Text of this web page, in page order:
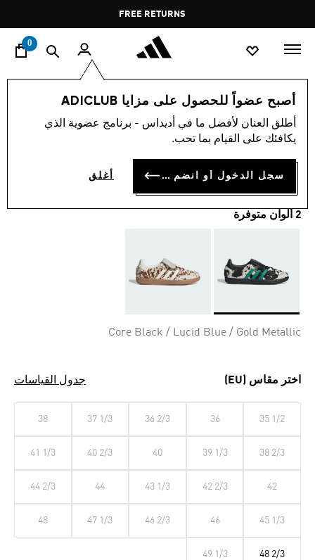
Pause
promotion
rotation
FREE RETURNS
0
أصبح عضواً للحصول على مزايا ADICLUB
أطلق العنان لأفضل ما في أديداس - برنامج عضوية الذي
يكافئك على القيام بما تحب.
سجل الدخول أو انضم الآن أغلق
اسلوب حياة العلامات التجارية أوريجينالز أحذية
حذاء SAMBA LT
OMR 63.00
2 ألوان متوفرة
Core Black / Lucid Blue / Gold Metallic
اختر مقاس (EU) جدول القياسات
35 1/2
36
36 2/3
37 1/3
38
38 2/3
39 1/3
40
40 2/3
41 1/3
42
42 2/3
43 1/3
44
44 2/3
45 1/3
46
46 2/3
47 1/3
48
48 2/3
49 1/3